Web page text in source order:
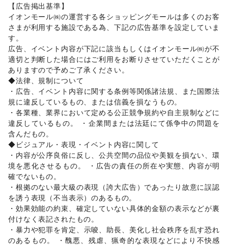
不動産投資/その他金融サービス
子育て・教育
ベビー用品/ランドセル/学習教材・通信教育/
子供向け教室・レッスン
その他子育て・教育
美容・健康・医療
ジム・フィットネス/ダイエット・健康グッズ
美容・コスメ・香水
ヘアサロン・ネイルサロン /マッサージ・整体/
エステ・美容サービス /健康食品・サプリメント
女性用品・フェムテック/コンタクトレンズ/医療・医薬品
/その他美容・健康
エンタメ・ガジェット
PC・スマートフォン / スマホアクセサリー
ゲーム/アニメ/コミック・マンガ/アイドル・芸能人 /
おもちゃ・ホビー/楽器・音楽機材/CD・DVD・本・雑誌/
Webメディア・アプリ
テレビ・ドラマ/ 映画 /
音楽・ライブ /演劇 占い 公営競技・宝くじ
その他エンタメ・ガジェット
アート・デザイン
絵画・書/写真・イラストレーション/立体作品・彫刻/
その他アート・デザイン
レジャー・スポーツ
旅行・レジャー/キャンプ・アウトドア/野球 /サッカー/
【広告掲出基準】
イオンモール㈱の運営する各ショッピングモールは多くのお客
さまが利用する施設である為、下記の広告基準を設定していま
す。
広告、イベント内容が下記に該当もしくはイオンモール㈱が不
適切と判断した場合にはご利用をお断りさせていただくことが
ありますので予めご了承ください。
◆法律、規制について
・広告、イベント内容に関する条例等関係諸法規、また国際法
規に違反しているもの、または信義を損なうもの。
・各業種、業界において定める公正競争規約や自主規制などに
違反しているもの。 ・企業間または法廷にて係争中の問題を
含んだもの。
◆ビジュアル・表現・イベント内容に関して
・内容が公序良俗に反し、公共空間の品位や美観を損ない、環
境を悪化させるもの。 ・広告の責任の所在や実態、内容が明
確でないもの。
・根拠のない最大級の表現（誇大広告）であったり故意に誤認
を誘う表現（不当表示）のあるもの。
・効果効能の約束、確定していない具体的金額の表示などが裏
付けなく表記されたもの。
・暴力や犯罪を肯定、示唆、助長、美化し社会秩序を乱す恐れ
のあるもの。 ・醜悪、残虐、猟奇的な表現などにより不快感